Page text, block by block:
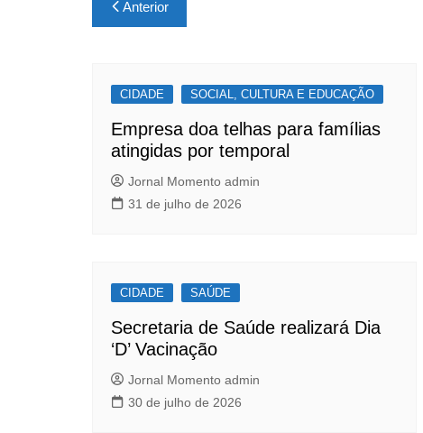
e
o
o
k
s
p
p
de
Anterior
CIDADE SOCIAL, CULTURA E EDUCAÇÃO
Empresa doa telhas para famílias
atingidas por temporal
Jornal Momento admin
31 de julho de 2026
CIDADE SAÚDE
Secretaria de Saúde realizará Dia
‘D’ Vacinação
Jornal Momento admin
30 de julho de 2026